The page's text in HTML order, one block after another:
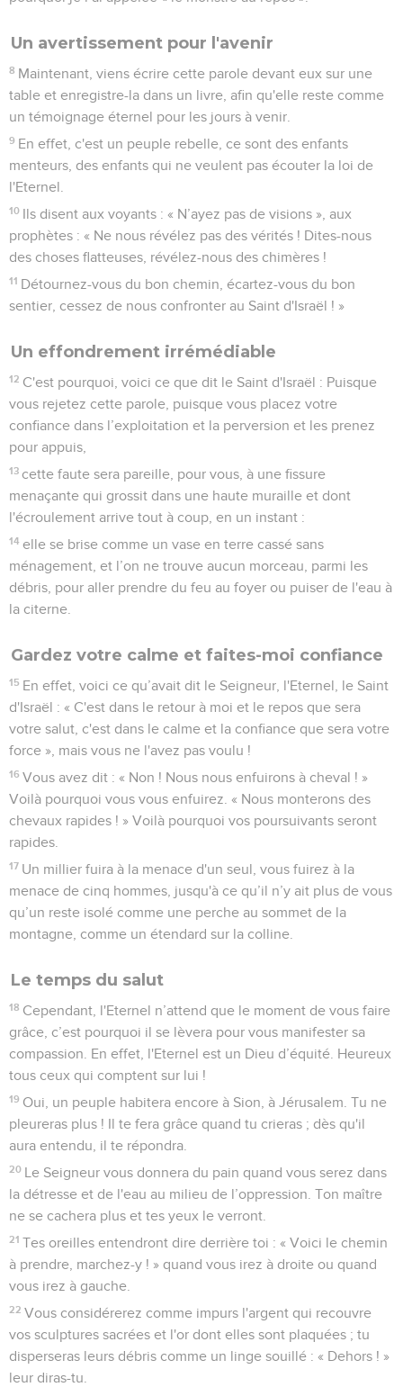
Un avertissement pour l'avenir
8 Maintenant, viens écrire cette parole devant eux sur une
table et enregistre-la dans un livre, afin qu'elle reste comme
un témoignage éternel pour les jours à venir.
9 En effet, c'est un peuple rebelle, ce sont des enfants
menteurs, des enfants qui ne veulent pas écouter la loi de
l'Eternel.
10 Ils disent aux voyants : « N’ayez pas de visions », aux
prophètes : « Ne nous révélez pas des vérités ! Dites-nous
des choses flatteuses, révélez-nous des chimères !
11 Détournez-vous du bon chemin, écartez-vous du bon
sentier, cessez de nous confronter au Saint d'Israël ! »
Un effondrement irrémédiable
12 C'est pourquoi, voici ce que dit le Saint d'Israël : Puisque
vous rejetez cette parole, puisque vous placez votre
confiance dans l’exploitation et la perversion et les prenez
pour appuis,
13 cette faute sera pareille, pour vous, à une fissure
menaçante qui grossit dans une haute muraille et dont
l'écroulement arrive tout à coup, en un instant :
14 elle se brise comme un vase en terre cassé sans
ménagement, et l’on ne trouve aucun morceau, parmi les
débris, pour aller prendre du feu au foyer ou puiser de l'eau à
la citerne.
Gardez votre calme et faites-moi confiance
15 En effet, voici ce qu’avait dit le Seigneur, l'Eternel, le Saint
d'Israël : « C'est dans le retour à moi et le repos que sera
votre salut, c'est dans le calme et la confiance que sera votre
force », mais vous ne l'avez pas voulu !
16 Vous avez dit : « Non ! Nous nous enfuirons à cheval ! »
Voilà pourquoi vous vous enfuirez. « Nous monterons des
chevaux rapides ! » Voilà pourquoi vos poursuivants seront
rapides.
17 Un millier fuira à la menace d'un seul, vous fuirez à la
menace de cinq hommes, jusqu'à ce qu’il n’y ait plus de vous
qu’un reste isolé comme une perche au sommet de la
montagne, comme un étendard sur la colline.
Le temps du salut
18 Cependant, l'Eternel n’attend que le moment de vous faire
grâce, c’est pourquoi il se lèvera pour vous manifester sa
compassion. En effet, l'Eternel est un Dieu d’équité. Heureux
tous ceux qui comptent sur lui !
19 Oui, un peuple habitera encore à Sion, à Jérusalem. Tu ne
pleureras plus ! Il te fera grâce quand tu crieras ; dès qu'il
aura entendu, il te répondra.
20 Le Seigneur vous donnera du pain quand vous serez dans
la détresse et de l'eau au milieu de l’oppression. Ton maître
ne se cachera plus et tes yeux le verront.
21 Tes oreilles entendront dire derrière toi : « Voici le chemin
à prendre, marchez-y ! » quand vous irez à droite ou quand
vous irez à gauche.
22 Vous considérerez comme impurs l'argent qui recouvre
vos sculptures sacrées et l'or dont elles sont plaquées ; tu
disperseras leurs débris comme un linge souillé : « Dehors ! »
leur diras-tu.